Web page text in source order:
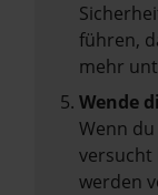
führen,
mehr
Wende
Wenn
versucht
werden